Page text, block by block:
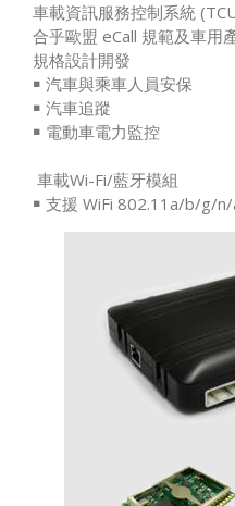
車載資訊服務控制系統
合乎歐盟 eCall 規範及車用
規格設計開發
￭ 汽車與乘車人員安保
￭ 汽車追蹤
￭ 電動車電力監控
車載Wi-Fi/藍牙模組
￭ 支援 WiFi 802.11a/b/g/